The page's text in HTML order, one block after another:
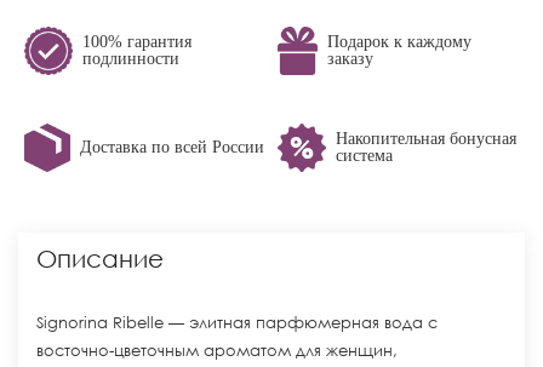
100% гарантия
подлинности
Подарок к каждому
заказу
Доставка по всей России
Накопительная бонусная
система
Описание
Signorina Ribelle — элитная парфюмерная вода с
восточно-цветочным ароматом для женщин,